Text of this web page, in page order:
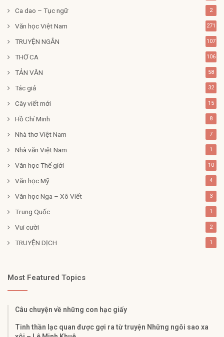
Ca dao – Tục ngữ 2
Văn học Việt Nam 271
TRUYỆN NGẮN 107
THƠ CA 106
TẢN VĂN 58
Tác giả 32
Cây viết mới 15
Hồ Chí Minh 8
Nhà thơ Việt Nam 7
Nhà văn Việt Nam 1
Văn học Thế giới 10
Văn học Mỹ 4
Văn học Nga – Xô Viết 3
Trung Quốc 1
Vui cười 2
TRUYỆN DỊCH 1
Most Featured Topics
Câu chuyện về những con hạc giấy
Tinh thần lạc quan được gợi ra từ truyện Những ngôi sao xa